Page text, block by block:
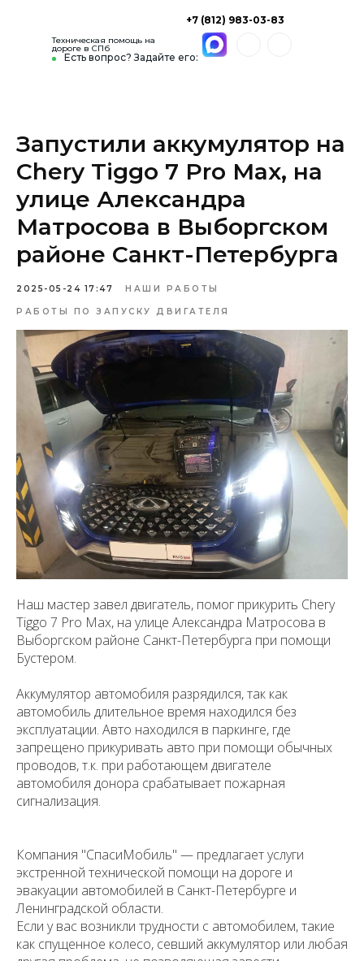
Есть вопрос? Задайте его:
+7 (812) 983-03-83
Техническая помощь на
дороге в СПб
Запустили аккумулятор на
Chery Tiggo 7 Pro Max, на
улице Александра
Матросова в Выборгском
районе Санкт-Петербурга
2025-05-24 17:47 НАШИ РАБОТЫ
РАБОТЫ ПО ЗАПУСКУ ДВИГАТЕЛЯ
Наш мастер завел двигатель, помог прикурить Chery
Tiggo 7 Pro Max, на улице Александра Матросова в
Выборгском районе Санкт-Петербурга при помощи
Бустером.
Аккумулятор автомобиля разрядился, так как
автомобиль длительное время находился без
эксплуатации. Авто находился в паркинге, где
запрещено прикуривать авто при помощи обычных
проводов, т.к. при работающем двигателе
автомобиля донора срабатывает пожарная
сигнализация.
Компания "СпасиМобиль" — предлагает услуги
экстренной технической помощи на дороге и
эвакуации автомобилей в Санкт-Петербурге и
Ленинградской области.
Если у вас возникли трудности с автомобилем, такие
как спущенное колесо, севший аккумулятор или любая